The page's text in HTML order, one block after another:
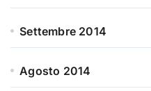
Settembre 2014
Agosto 2014